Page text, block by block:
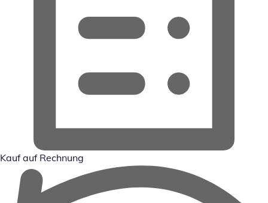
Kauf auf Rechnung